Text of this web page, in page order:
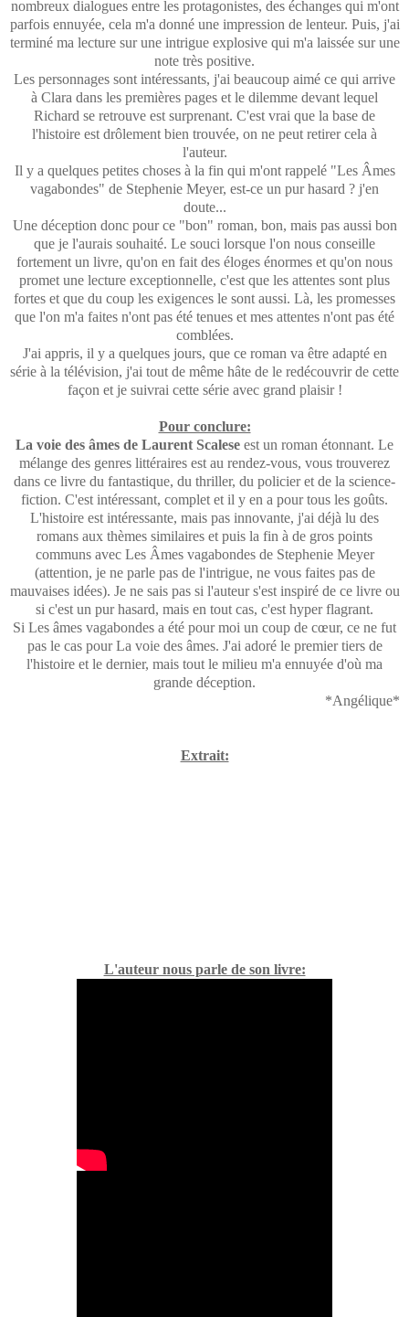
nombreux dialogues entre les protagonistes, des échanges qui m'ont
parfois ennuyée, cela m'a donné une impression de lenteur. Puis, j'ai
terminé ma lecture sur une intrigue explosive qui m'a laissée sur une
note très positive.
Les personnages sont intéressants, j'ai beaucoup aimé ce qui arrive
à Clara dans les premières pages et le dilemme devant lequel
Richard se retrouve est surprenant. C'est vrai que la base de
l'histoire est drôlement bien trouvée, on ne peut retirer cela à
l'auteur.
Il y a quelques petites choses à la fin qui m'ont rappelé "Les Âmes
vagabondes" de Stephenie Meyer, est-ce un pur hasard ? j'en
doute...
Une déception donc pour ce "bon" roman, bon, mais pas aussi bon
que je l'aurais souhaité. Le souci lorsque l'on nous conseille
fortement un livre, qu'on en fait des éloges énormes et qu'on nous
promet une lecture exceptionnelle, c'est que les attentes sont plus
fortes et que du coup les exigences le sont aussi. Là, les promesses
que l'on m'a faites n'ont pas été tenues et mes attentes n'ont pas été
comblées.
J'ai appris, il y a quelques jours, que ce roman va être adapté en
série à la télévision, j'ai tout de même hâte de le redécouvrir de cette
façon et je suivrai cette série avec grand plaisir !
Pour conclure:
La voie des âmes de Laurent Scalese est un roman étonnant. Le
mélange des genres littéraires est au rendez-vous, vous trouverez
dans ce livre du fantastique, du thriller, du policier et de la science-
fiction. C'est intéressant, complet et il y en a pour tous les goûts.
L'histoire est intéressante, mais pas innovante, j'ai déjà lu des
romans aux thèmes similaires et puis la fin à de gros points
communs avec Les Âmes vagabondes de Stephenie Meyer
(attention, je ne parle pas de l'intrigue, ne vous faites pas de
mauvaises idées). Je ne sais pas si l'auteur s'est inspiré de ce livre ou
si c'est un pur hasard, mais en tout cas, c'est hyper flagrant.
Si Les âmes vagabondes a été pour moi un coup de cœur, ce ne fut
pas le cas pour La voie des âmes. J'ai adoré le premier tiers de
l'histoire et le dernier, mais tout le milieu m'a ennuyée d'où ma
grande déception.
*Angélique*
Extrait:
L'auteur nous parle de son livre: